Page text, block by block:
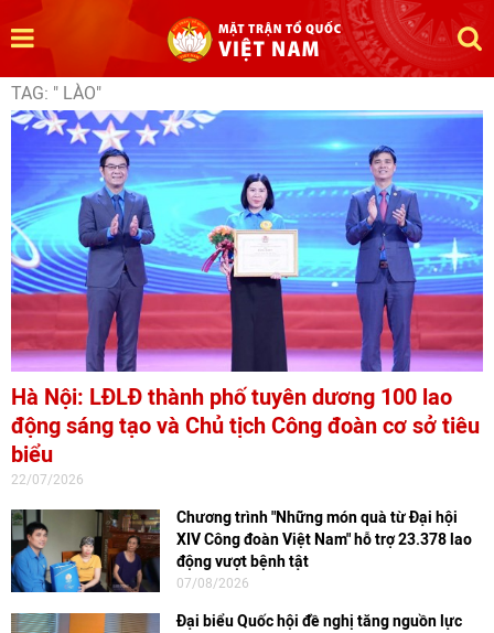
TAG: " LÀO"
Hà Nội: LĐLĐ thành phố tuyên dương 100 lao
động sáng tạo và Chủ tịch Công đoàn cơ sở tiêu
biểu
22/07/2026
Chương trình "Những món quà từ Đại hội
XIV Công đoàn Việt Nam" hỗ trợ 23.378 lao
động vượt bệnh tật
07/08/2026
Đại biểu Quốc hội đề nghị tăng nguồn lực